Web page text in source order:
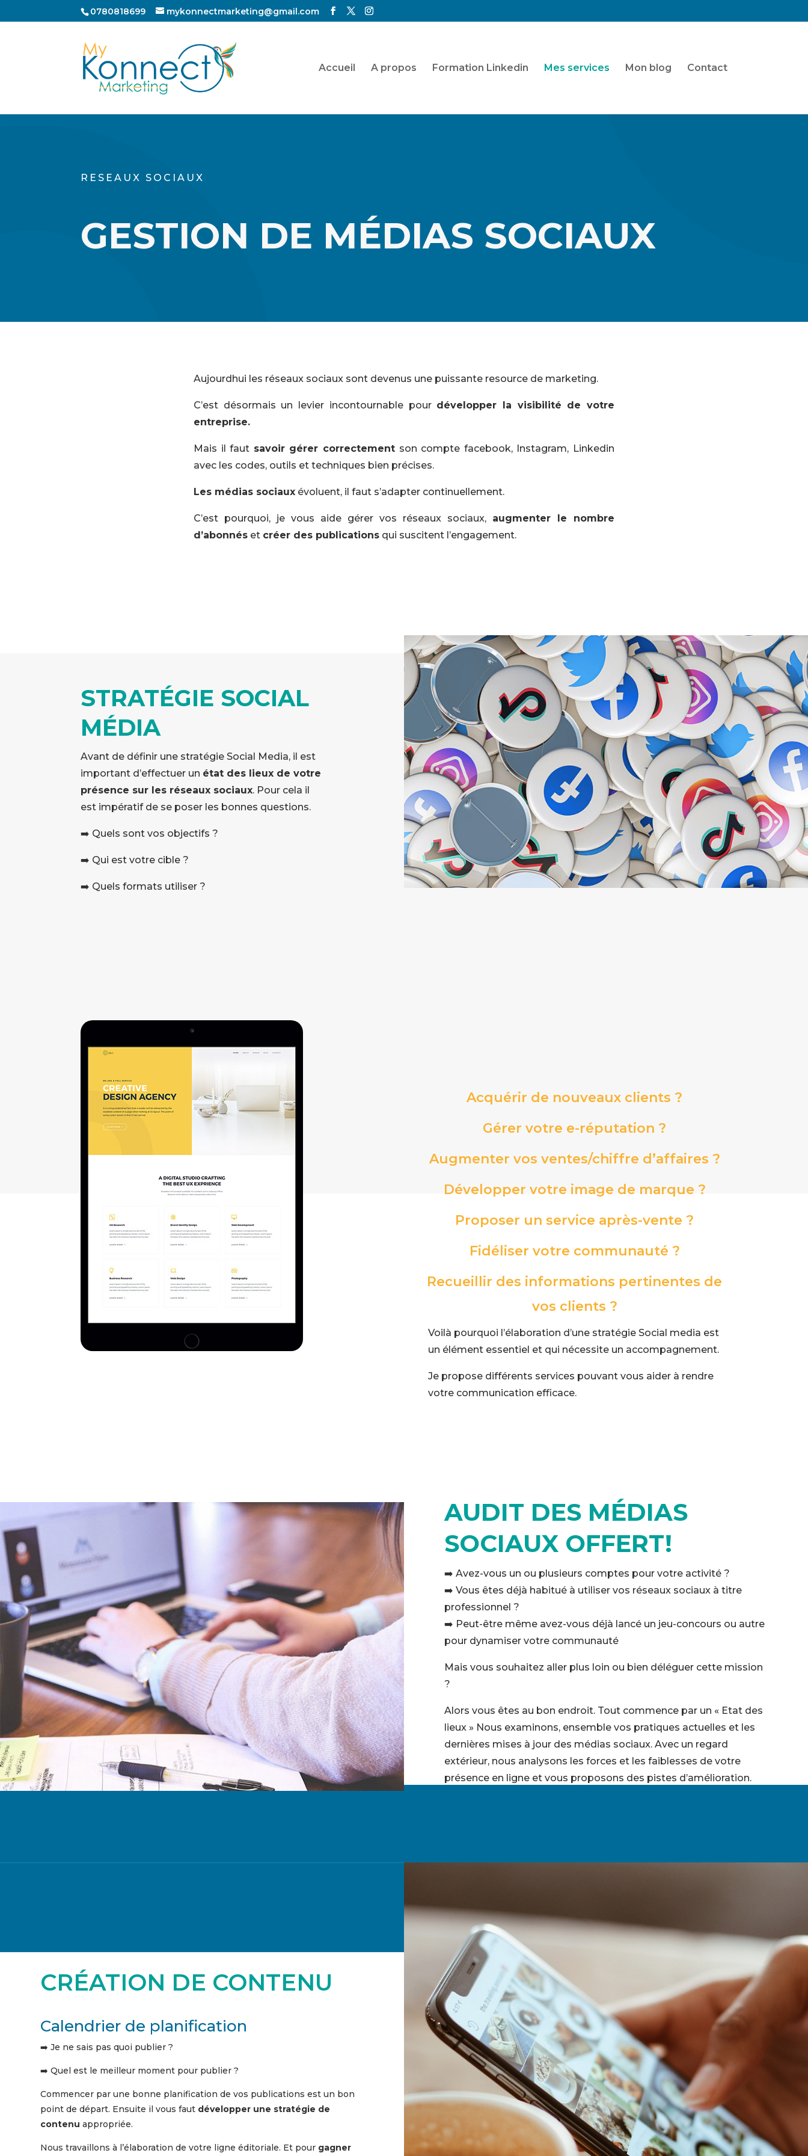
0780818699 mykonnectmarketing@gmail.com
Accueil A propos Formation Linkedin Mes services Mon blog Contact
RESEAUX SOCIAUX
GESTION DE MÉDIAS SOCIAUX
Aujourdhui les réseaux sociaux sont devenus une puissante resource de marketing.
C’est désormais un levier incontournable pour développer la visibilité de votre
entreprise.
Mais il faut savoir gérer correctement son compte facebook, Instagram, Linkedin
avec les codes, outils et techniques bien précises.
Les médias sociaux évoluent, il faut s’adapter continuellement.
C’est pourquoi, je vous aide gérer vos réseaux sociaux, augmenter le nombre
d’abonnés et créer des publications qui suscitent l’engagement.
STRATÉGIE SOCIAL
MÉDIA
Avant de définir une stratégie Social Media, il est
important d’effectuer un état des lieux de votre
présence sur les réseaux sociaux. Pour cela il
est impératif de se poser les bonnes questions.
➡️ Quels sont vos objectifs ?
➡️ Qui est votre cible ?
➡️ Quels formats utiliser ?
Acquérir de nouveaux clients ?
Gérer votre e-réputation ?
Augmenter vos ventes/chiffre d’affaires ?
Développer votre image de marque ?
Proposer un service après-vente ?
Fidéliser votre communauté ?
Recueillir des informations pertinentes de
vos clients ?
Voilà pourquoi l’élaboration d’une stratégie Social media est
un élément essentiel et qui nécessite un accompagnement.
Je propose différents services pouvant vous aider à rendre
votre communication efficace.
AUDIT DES MÉDIAS
SOCIAUX OFFERT!
➡️ Avez-vous un ou plusieurs comptes pour votre activité ?
➡️ Vous êtes déjà habitué à utiliser vos réseaux sociaux à titre
professionnel ?
➡️ Peut-être même avez-vous déjà lancé un jeu-concours ou autre
pour dynamiser votre communauté
Mais vous souhaitez aller plus loin ou bien déléguer cette mission
?
Alors vous êtes au bon endroit. Tout commence par un « Etat des
lieux » Nous examinons, ensemble vos pratiques actuelles et les
dernières mises à jour des médias sociaux. Avec un regard
extérieur, nous analysons les forces et les faiblesses de votre
présence en ligne et vous proposons des pistes d’amélioration.
CRÉATION DE CONTENU
Calendrier de planification
➡️ Je ne sais pas quoi publier ?
➡️ Quel est le meilleur moment pour publier ?
Commencer par une bonne planification de vos publications est un bon
point de départ. Ensuite il vous faut développer une stratégie de
contenu appropriée.
Nous travaillons à l’élaboration de votre ligne éditoriale. Et pour gagner